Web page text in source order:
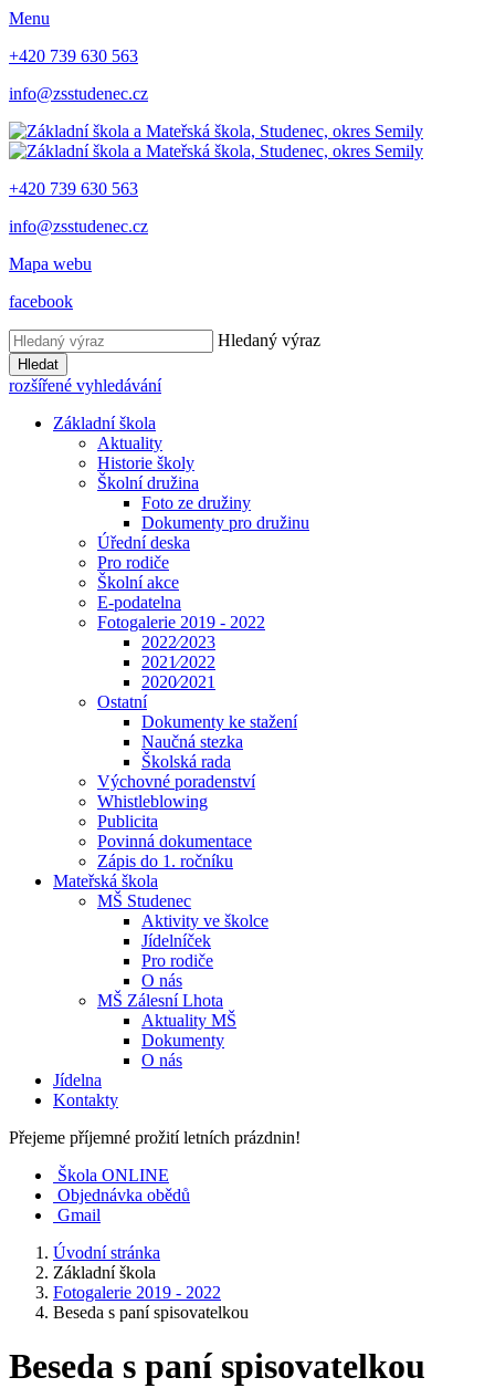
Menu
+420 739 630 563
info@zsstudenec.cz
+420 739 630 563
info@zsstudenec.cz
Mapa webu
facebook
Hledaný výraz
Hledat
rozšířené vyhledávání
Základní škola
Aktuality
Historie školy
Školní družina
Foto ze družiny
Dokumenty pro družinu
Úřední deska
Pro rodiče
Školní akce
E-podatelna
Fotogalerie 2019 - 2022
2022⁄2023
2021⁄2022
2020⁄2021
Ostatní
Dokumenty ke stažení
Naučná stezka
Školská rada
Výchovné poradenství
Whistleblowing
Publicita
Povinná dokumentace
Zápis do 1. ročníku
Mateřská škola
MŠ Studenec
Aktivity ve školce
Jídelníček
Pro rodiče
O nás
MŠ Zálesní Lhota
Aktuality MŠ
Dokumenty
O nás
Jídelna
Kontakty
Přejeme příjemné prožití letních prázdnin!
Škola ONLINE
Objednávka obědů
Gmail
Úvodní stránka
Základní škola
Fotogalerie 2019 - 2022
Beseda s paní spisovatelkou
Beseda s paní spisovatelkou